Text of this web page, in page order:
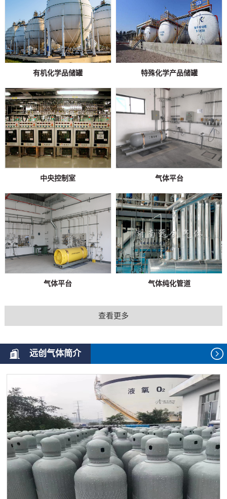
有机化学品储罐 特殊化学产品储罐
中央控制室 气体平台
气体平台 气体纯化管道
查看更多
远创气体简介